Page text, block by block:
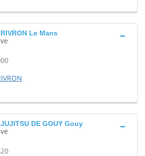
Le Mans
DE GOUY Gouy